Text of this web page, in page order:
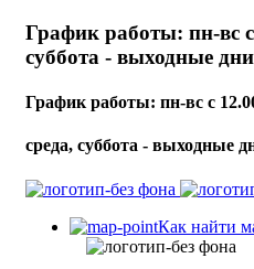
График работы: пн-вс
суббота - выходные дни
График работы: пн-вс с
среда, суббота - выходные
Как найти